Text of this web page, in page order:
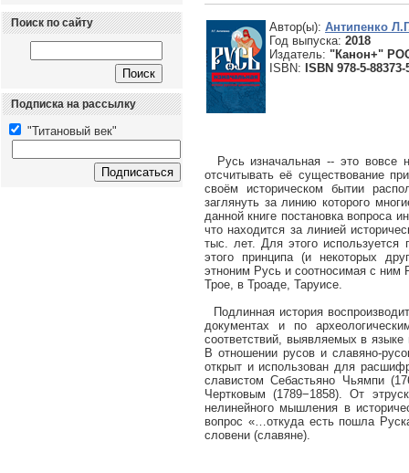
Поиск по сайту
Подписка на рассылку
"Титановый век"
Автор(ы): Антипенко
Год выпуска: 2018
Издатель: "Канон+"
ISBN: ISBN 978-5-88373-
Русь изначальная -- это вовсе
отсчитывать её существование
своём историческом бытии
заглянуть за линию которого
данной книге постановка вопроса
что находится за линией
тыс. лет. Для этого используется
этого принципа (и некоторых
этноним Русь и соотносимая с ним
Трое, в Троаде, Таруисе.
Подлинная история
документах и по
соответствий, выявляемых в
В отношении русов и славяно-
открыт и использован для
славистом Себастьяно Чьямпи
Чертковым (1789−1858). От
нелинейного мышления в
вопрос «…откуда есть пошла
словени (славяне).